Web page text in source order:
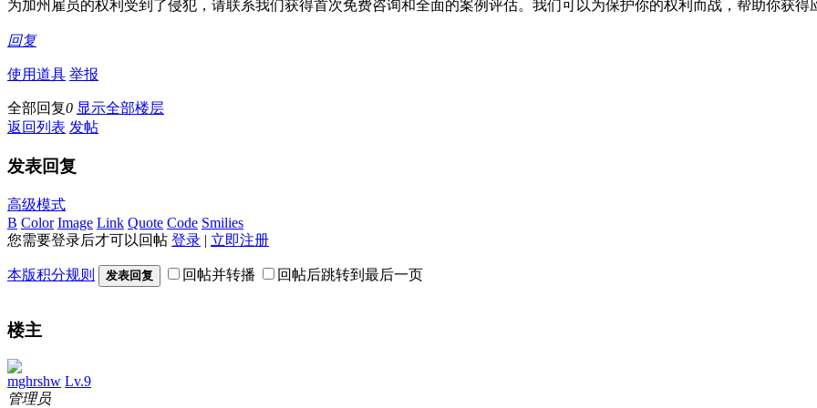
为加州雇员的权利受到了侵犯，请联系我们获得首次免费咨询和全面的案例评估。我们可以为保护你的权利而战，帮助你获得
回复
使用道具 举报
全部回复0 显示全部楼层
返回列表 发帖
发表回复
高级模式
B Color Image Link Quote Code Smilies
您需要登录后才可以回帖 登录 | 立即注册
本版积分规则 发表回复 回帖并转播 回帖后跳转到最后一页
楼主
mghrshw Lv.9
管理员